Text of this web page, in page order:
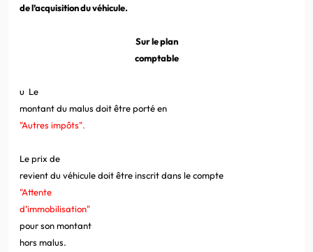
de l’acquisition du véhicule.
Sur le plan
comptable
u Le
montant du malus doit être porté en
"Autres impôts".
Le prix de
revient du véhicule doit être inscrit dans le compte
"Attente
d’immobilisation"
pour son montant
hors malus.